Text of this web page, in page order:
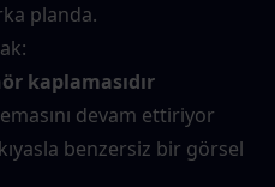
planda.
kaplamasıdır
devam ettiriyor
benzersiz bir görsel